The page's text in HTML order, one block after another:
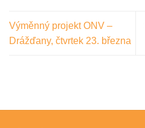
Výměnný projekt ONV –
Drážďany, čtvrtek 23. března